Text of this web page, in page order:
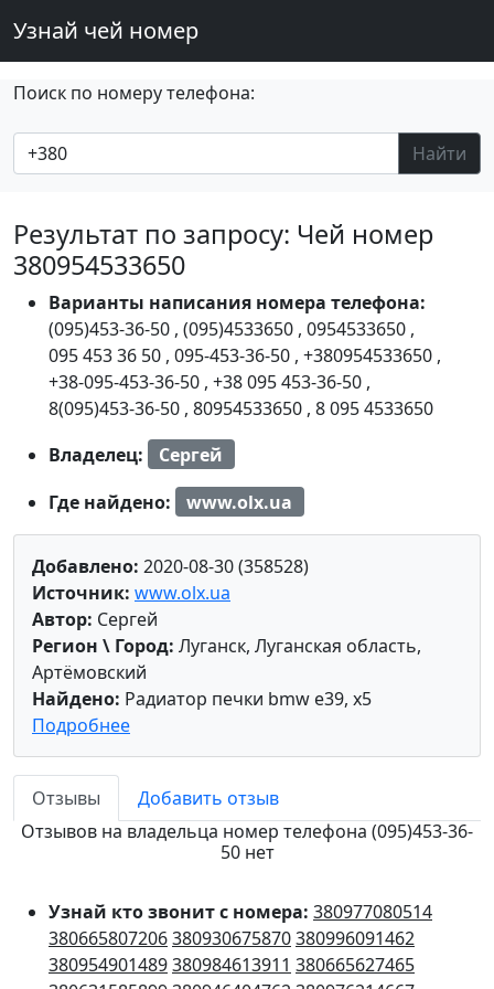
Узнай чей номер
Поиск по номеру телефона:
Найти
Результат по запросу: Чей номер
380954533650
Варианты написания номера телефона:
(095)453-36-50 , (095)4533650 , 0954533650 ,
095 453 36 50 , 095-453-36-50 , +380954533650 ,
+38-095-453-36-50 , +38 095 453-36-50 ,
8(095)453-36-50 , 80954533650 , 8 095 4533650
Владелец:
Сергей
Где найдено:
www.olx.ua
Добавлено: 2020-08-30 (358528)
Источник: www.olx.ua
Автор: Сергей
Регион \ Город: Луганск, Луганская область,
Артёмовский
Найдено: Радиатор печки bmw e39, x5
Подробнее
Отзывы
Добавить отзыв
Отзывов на владельца номер телефона (095)453-36-
50 нет
Узнай кто звонит с номера: 380977080514
380665807206380930675870380996091462
380954901489380984613911 380665627465